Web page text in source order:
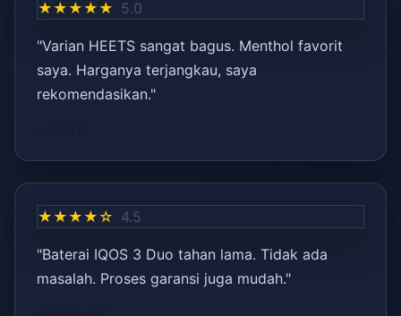
★★★★★ 5.0
"Varian HEETS sangat bagus. Menthol favorit
saya. Harganya terjangkau, saya
rekomendasikan."
★★★★☆ 4.5
"Baterai IQOS 3 Duo tahan lama. Tidak ada
masalah. Proses garansi juga mudah."